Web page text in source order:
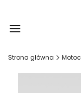
Strona główna